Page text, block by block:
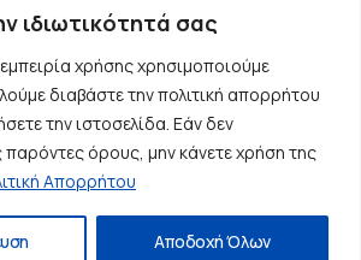
ιδιωτικότητά σας
χρήσης χρησιμοποιούμε
διαβάστε την πολιτική απορρήτου
την ιστοσελίδα. Εάν δεν
όρους, μην κάνετε χρήση της
Απορρήτου
Αποδοχή Όλων
Cookies
Επικοινωνία